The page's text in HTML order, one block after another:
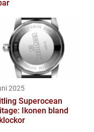
2025
Superocean
Ikonen bland